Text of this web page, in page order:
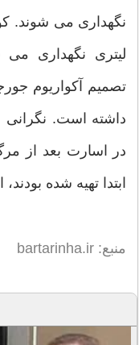
لیتری نگهداری می
تصمیم آکواریوم
داشته است. نگرانی
در اسارت بعد از
ابتدا تهیه شده
منبع: bartarinha.ir